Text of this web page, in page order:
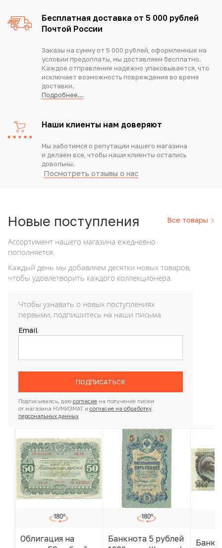
Бесплатная доставка от 5 000 рублей
Почтой России
Заказы на сумму от 5 000 рублей, оформленные на
условии предоплаты, мы доставляем бесплатно.
Каждое отправление надежно упаковывается, что
исключает возможность повреждения во время
доставки.
Подробнее...
Наши клиенты нам доверяют
Мы заботимся о репутации нашего магазина
и делаем все, чтобы наши клиенты остались
довольны.
Посмотреть отзывы о нас
Все товары
Новые поступления
Ассортимент нашего магазина ежедневно
пополняется.
Каждый день мы добавляем десятки новых товаров,
чтобы удовлетворить каждого коллекционера.
Чтобы узнавать о новых поступлениях
первыми, подпишитесь на наши письма
Email
ПОДПИСАТЬСЯ
Подписываясь, даю согласиена получение писем
от магазина НУМИЗМАТ и согласие на обработку
персональных данных
Облигация на
Банкнота 5 рублей